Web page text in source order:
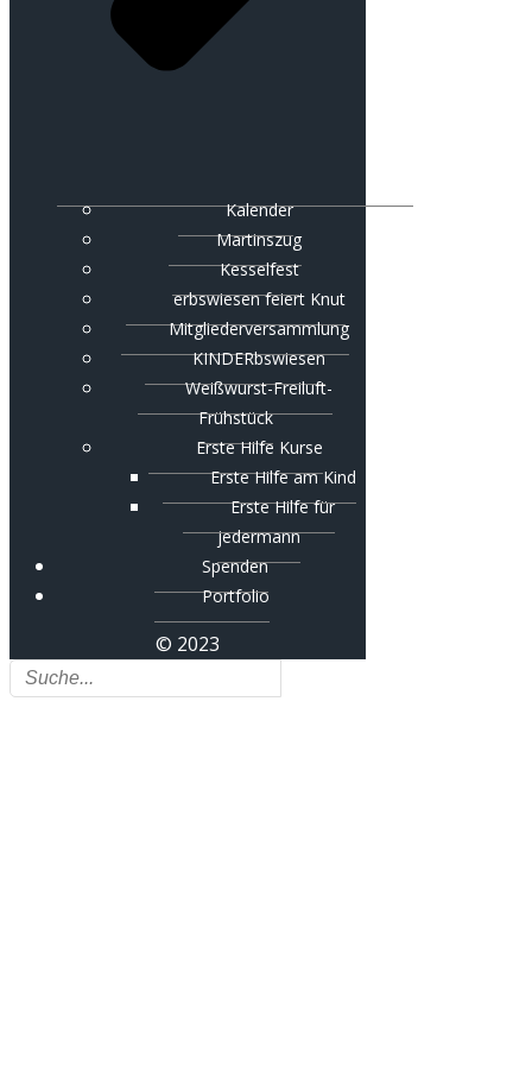
Kalender
Martinszug
Kesselfest
erbswiesen feiert Knut
Mitgliederversammlung
KINDERbswiesen
Weißwurst-Freiluft-
Frühstück
Erste Hilfe Kurse
Erste Hilfe am Kind
Erste Hilfe für
jedermann
Spenden
Portfolio
© 2023